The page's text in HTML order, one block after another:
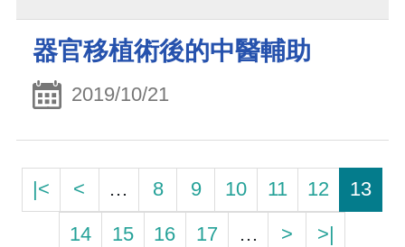
器官移植術後的中醫輔助
2019/10/21
|< < … 8 9 10 11 12
13
14
15 16 17 … > >|